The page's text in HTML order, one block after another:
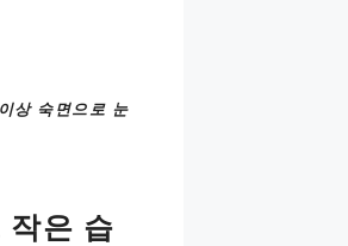
상 숙면으로 눈
작은 습